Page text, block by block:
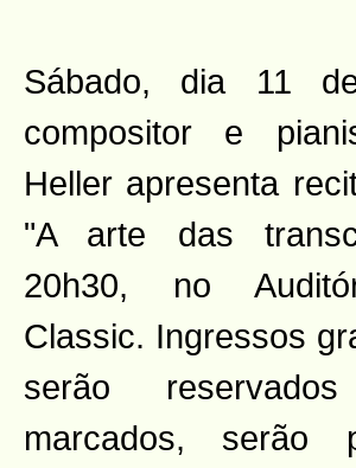
Sábado, dia 11
compositor e
Heller apresenta
"A arte das
20h30, no
Classic. Ingressos
serão
marcados,